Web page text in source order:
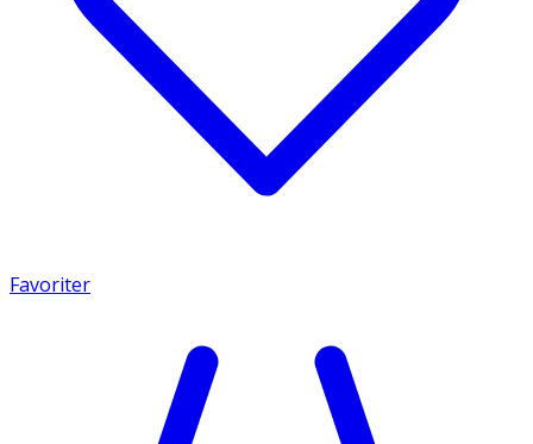
Favoriter